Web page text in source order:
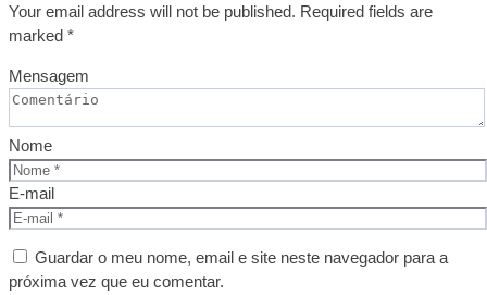
Your email address will not be published. Required fields are
marked *
Mensagem
Nome
E-mail
Guardar o meu nome, email e site neste navegador para a
próxima vez que eu comentar.